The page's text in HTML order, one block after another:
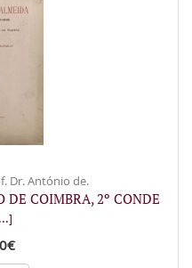
Dr. António de.
DE COIMBRA, 2º CONDE